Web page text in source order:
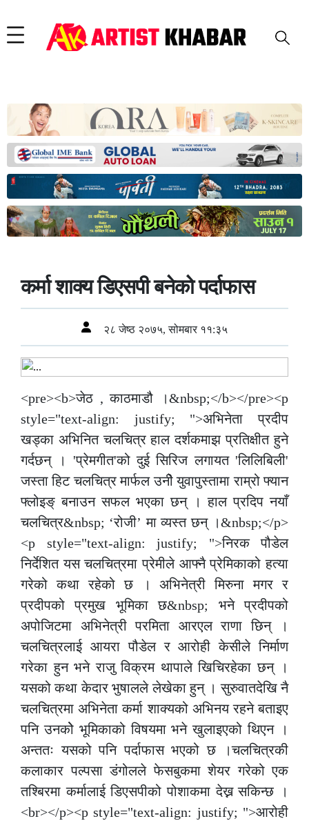
कर्मा शाक्य डिएसपी बनेको पर्दाफास
२८ जेष्ठ २०७५, सोमबार ११:३५
<pre><b>जेठ , काठमाडौ ।&nbsp;</b></pre><p
style="text-align: justify; ">अभिनेता प्रदीप
खड्का अभिनित चलचित्र हाल दर्शकमाझ प्रतिक्षीत हुने
गर्दछन् । 'प्रेमगीत'को दुई सिरिज लगायत 'लिलिबिली'
जस्ता हिट चलचित्र मार्फल उनीे युवापुस्तामा राम्रो फ्यान
फ्लोइङ् बनाउन सफल भएका छन् । हाल प्रदिप नयाँ
चलचित्र&nbsp; ‘रोजी’ मा व्यस्त छन् ।&nbsp;</p>
<p style="text-align: justify; ">निरक पौडेल
निर्देशित यस चलचित्रमा प्रेमीले आफ्नै प्रेमिकाको हत्या
गरेको कथा रहेको छ । अभिनेत्री मिरुना मगर र
प्रदीपको प्रमुख भूमिका छ&nbsp; भने प्रदीपको
अपोजिटमा अभिनेत्री परमिता आरएल राणा छिन् ।
चलचित्रलाई आयरा पौडेल र आरोही केसीले निर्माण
गरेका हुन भने राजु विक्रम थापाले खिचिरहेका छन् ।
यसको कथा केदार भुषालले लेखेका हुन् । सुरुवातदेखि नै
चलचित्रमा अभिनेता कर्मा शाक्यको अभिनय रहने बताइए
पनि उनकोे भूमिकाको विषयमा भने खुलाइएको थिएन ।
अन्ततः यसको पनि पर्दाफास भएको छ ।चलचित्रकी
कलाकार पल्पसा डंगोलले फेसबुकमा शेयर गरेको एक
तश्बिरमा कर्मालाई डिएसपीको पोशाकमा देख्न सकिन्छ ।
<br></p><p style="text-align: justify; ">आरोही